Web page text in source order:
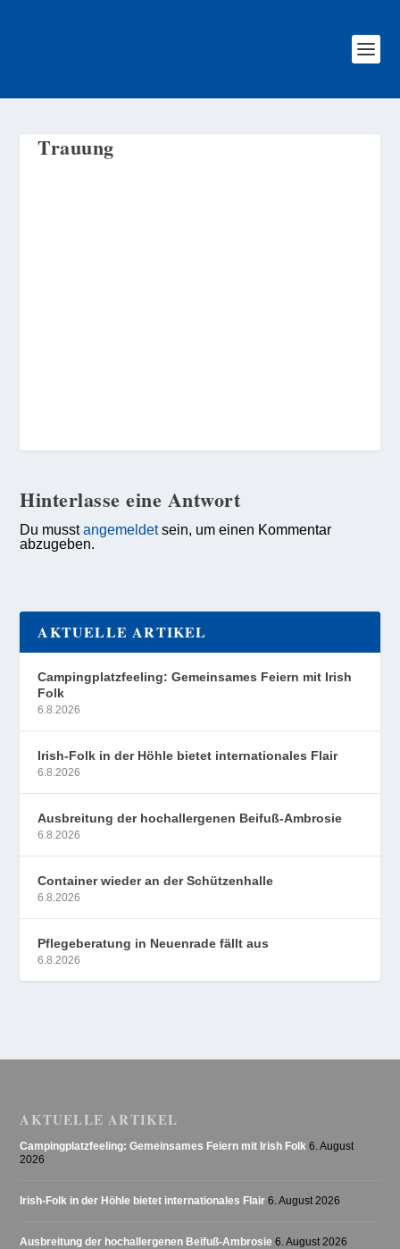
Trauung
Hinterlasse eine Antwort
Du musstangemeldetsein, um einen Kommentar
abzugeben.
AKTUELLE ARTIKEL
Campingplatzfeeling: Gemeinsames Feiern mit Irish
Folk
6.8.2026
Irish-Folk in der Höhle bietet internationales Flair
6.8.2026
Ausbreitung der hochallergenen Beifuß-Ambrosie
6.8.2026
Container wieder an der Schützenhalle
6.8.2026
Pflegeberatung in Neuenrade fällt aus
6.8.2026
AKTUELLE ARTIKEL
Campingplatzfeeling: Gemeinsames Feiern mit Irish Folk 6. August
2026
Irish-Folk in der Höhle bietet internationales Flair 6. August 2026
Ausbreitung der hochallergenen Beifuß-Ambrosie 6. August 2026